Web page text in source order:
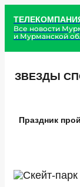
Все новости
и Мурманской
ЗВЕЗДЫ
Праздник